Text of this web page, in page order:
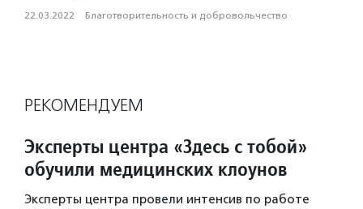
22.03.2022 · Благотвори­тель­ность и доброволь­чест­во
РЕКОМЕНДУЕМ
Эксперты центра «Здесь с тобой»
обучили медицинских клоунов
Эксперты центра провели интенсив по работе